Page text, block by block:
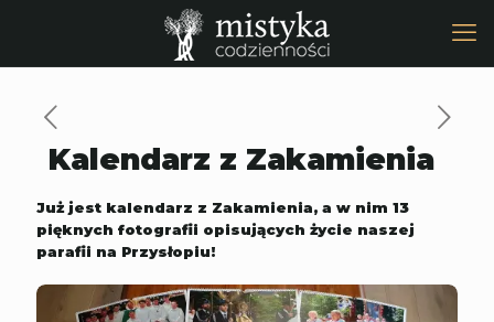
Kalendarz z Zakamienia
Już jest kalendarz z Zakamienia, a w nim 13
pięknych fotografii opisujących życie naszej
parafii na Przysłopiu!